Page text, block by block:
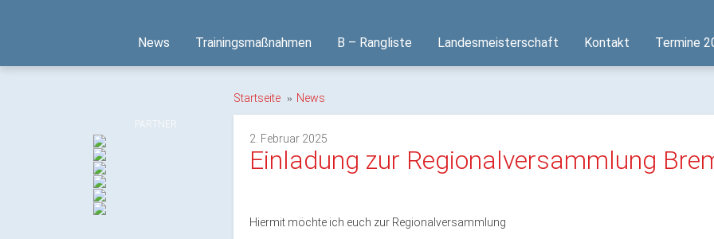
News Trainingsmaßnahmen B – Rangliste Landesmeisterschaft Kontakt Termine
PARTNER
Startseite News
2. Februar 2025
Einladung zur Regionalversammlung
Hiermit möchte ich euch zur Regionalversammlung